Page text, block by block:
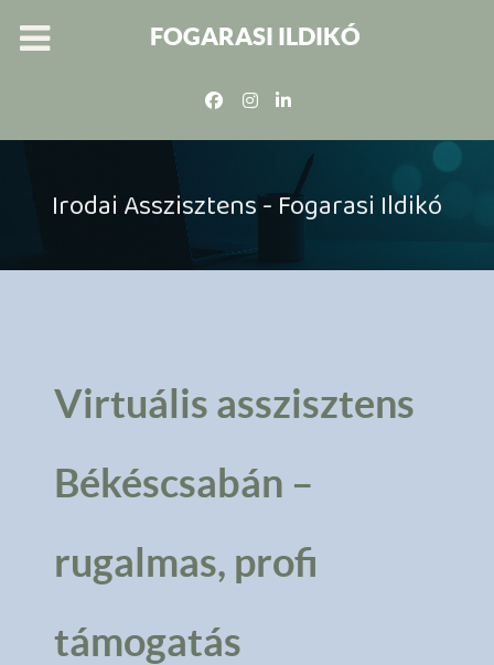
FOGARASI ILDIKÓ
Irodai Asszisztens - Fogarasi Ildikó
Virtuális asszisztens
Békéscsabán –
rugalmas, profi
támogatás